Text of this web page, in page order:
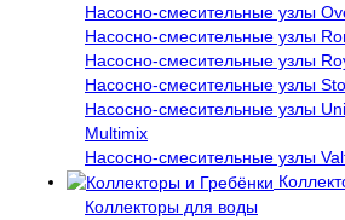
Насосно-смесительные узлы
Насосно-смесительные узлы
Насосно-смесительные узлы
Насосно-смесительные узлы
Насосно-смесительные узлы
Multimix
Насосно-смесительные узлы
Коллекторы для воды